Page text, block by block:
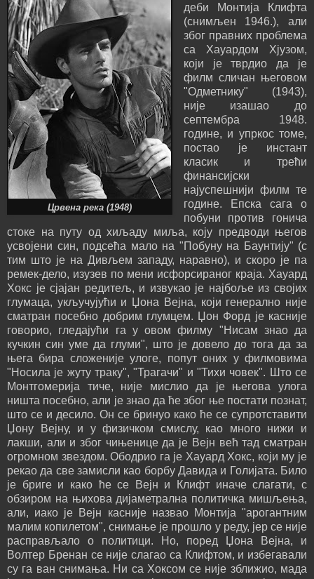
Црвена река (1948)
деби Монтија Клифта
(снимљен 1946.), али
због правних проблема
са Хауардом Хјузом,
који је тврдио да је
филм сличан његовом
"Одметнику" (1943),
није изашао до
септембра 1948.
године, и упркос томе,
постао је инстант
класик и трећи
финансијски
најуспешнији филм те
године. Епска сага о
побуни против гонича
стоке на путу од хиљаду миља, коју предводи његов
усвојени син, подсећа мало на "Побуну на Баунтију" (с
тим што је на Дивљем западу, наравно), и скоро је па
ремек-дело, изузев по мени исфорсираног краја. Хауард
Хокс је сјајан редитељ, и извукао је најбоље из својих
глумаца, укључујући и Џона Вејна, који генерално није
сматран посебно добрим глумцем. Џон Форд је касније
говорио, гледајући га у овом филму "Нисам знао да
кучкин син уме да глуми", што је довело до тога да за
њега бира сложеније улоге, попут оних у филмовима
"Носила је жуту траку", "Трагачи" и "Тихи човек". Што се
Монтгомерија тиче, није мислио да је његова улога
ништа посебно, али је знао да ће због ње постати познат,
што се и десило. Он се бринуо како ће се супротставити
Џону Вејну, и у физичком смислу, као много нижи и
лакши, али и због чињенице да је Вејн већ тад сматран
огромном звездом. Ободрио га је Хауард Хокс, који му је
рекао да све замисли као борбу Давида и Голијата. Било
је бриге и како ће се Вејн и Клифт иначе слагати, с
обзиром на њихова дијаметрална политичка мишљења,
али, иако је Вејн касније назвао Монтија "арогантним
малим копилетом", снимање је прошло у реду, јер се није
расправљало о политици. Но, поред Џона Вејна, и
Волтер Бренан се није слагао са Клифтом, и избегавали
су га ван снимања. Ни са Хоксом се није зближио, мада